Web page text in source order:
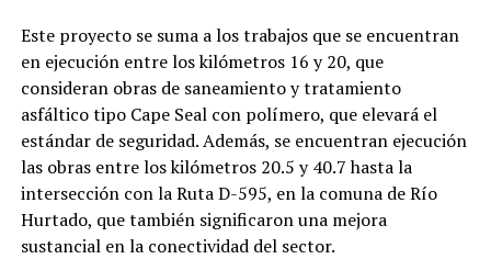
Este proyecto se suma a los trabajos que se encuentran
en ejecución entre los kilómetros 16 y 20, que
consideran obras de saneamiento y tratamiento
asfáltico tipo Cape Seal con polímero, que elevará el
estándar de seguridad. Además, se encuentran ejecución
las obras entre los kilómetros 20.5 y 40.7 hasta la
intersección con la Ruta D-595, en la comuna de Río
Hurtado, que también significaron una mejora
sustancial en la conectividad del sector.